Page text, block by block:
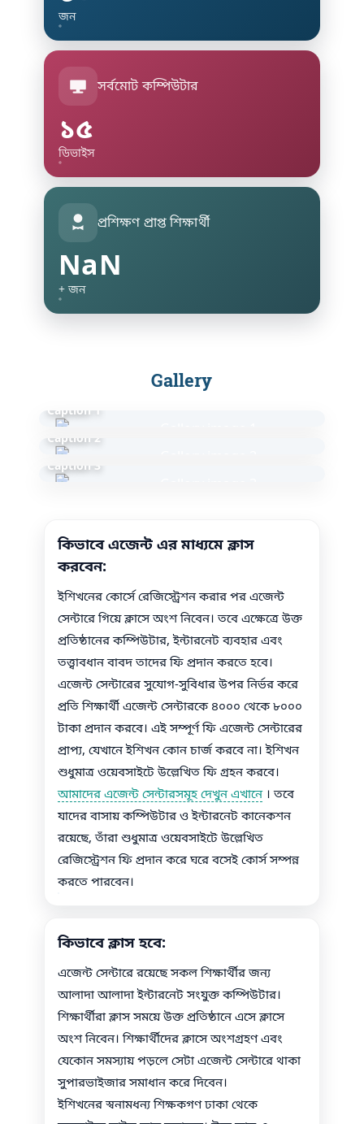
জন
সর্বমোট কম্পিউটার
১৫
ডিভাইস
প্রশিক্ষণ প্রাপ্ত শিক্ষার্থী
NaN
+ জন
Gallery
Caption 1
Caption 2
Caption 3
কিভাবে এজেন্ট এর মাধ্যমে ক্লাস
করবেন:
ইশিখনের কোর্সে রেজিস্ট্রেশন করার পর এজেন্ট
সেন্টারে গিয়ে ক্লাসে অংশ নিবেন। তবে এক্ষেত্রে উক্ত
প্রতিষ্ঠানের কম্পিউটার, ইন্টারনেট ব্যবহার এবং
তত্ত্বাবধান বাবদ তাদের ফি প্রদান করতে হবে।
এজেন্ট সেন্টারের সুযোগ-সুবিধার উপর নির্ভর করে
প্রতি শিক্ষার্থী এজেন্ট সেন্টারকে ৪০০০ থেকে ৮০০০
টাকা প্রদান করবে। এই সম্পূর্ণ ফি এজেন্ট সেন্টারের
প্রাপ্য, যেখানে ইশিখন কোন চার্জ করবে না। ইশিখন
শুধুমাত্র ওয়েবসাইটে উল্লেখিত ফি গ্রহন করবে।
আমাদের এজেন্ট সেন্টারসমূহ দেখুন এখানে। তবে
যাদের বাসায় কম্পিউটার ও ইন্টারনেট কানেকশন
রয়েছে, তাঁরা শুধুমাত্র ওয়েবসাইটে উল্লেখিত
রেজিস্ট্রেশন ফি প্রদান করে ঘরে বসেই কোর্স সম্পন্ন
করতে পারবেন।
কিভাবে ক্লাস হবে:
এজেন্ট সেন্টারে রয়েছে সকল শিক্ষার্থীর জন্য
আলাদা আলাদা ইন্টারনেট সংযুক্ত কম্পিউটার।
শিক্ষার্থীরা ক্লাস সময়ে উক্ত প্রতিষ্ঠানে এসে ক্লাসে
অংশ নিবেন। শিক্ষার্থীদের ক্লাসে অংশগ্রহণ এবং
যেকোন সমস্যায় পড়লে সেটা এজেন্ট সেন্টারে থাকা
সুপারভাইজার সমাধান করে দিবেন।
ইশিখনের স্বনামধন্য শিক্ষকগণ ঢাকা থেকে